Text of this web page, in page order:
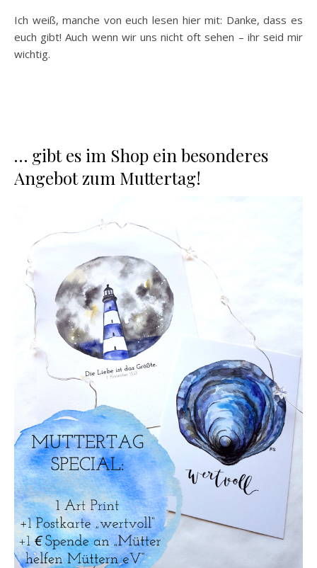
Ich weiß, manche von euch lesen hier mit: Danke, dass es
euch gibt! Auch wenn wir uns nicht oft sehen – ihr seid mir
wichtig.
… gibt es im Shop ein besonderes
Angebot zum Muttertag!